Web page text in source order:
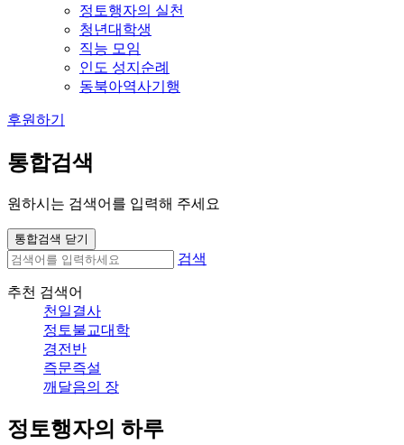
정토행자의 실천
청년대학생
직능 모임
인도 성지순례
동북아역사기행
후원하기
통합검색
원하시는 검색어를 입력해 주세요
통합검색 닫기
검색
추천 검색어
천일결사
정토불교대학
경전반
즉문즉설
깨달음의 장
정토행자의 하루